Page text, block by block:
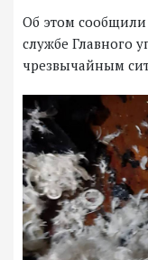
Об этом сообщили
службе Главного
чрезвычайным